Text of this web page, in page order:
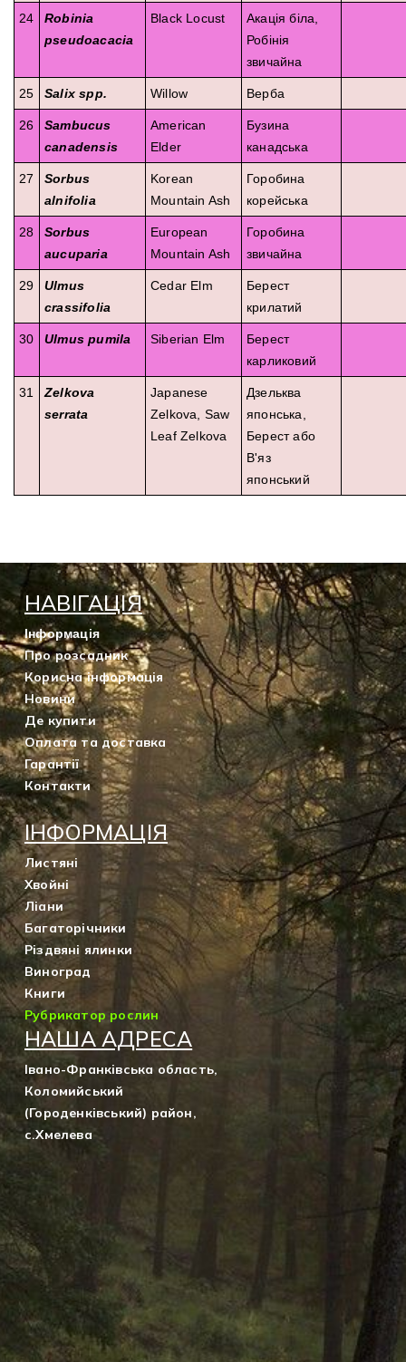
24
Robinia
pseudoacacia
Black Locust
Акація біла,
Робінія
звичайна
25 Salix spp. Willow Верба
26
Sambucus
canadensis
American
Elder
Бузина
канадська
27
Sorbus
alnifolia
Korean
Mountain Ash
Горобина
корейська
28
Sorbus
aucuparia
European
Mountain Ash
Горобина
звичайна
29
Ulmus
crassifolia
Cedar Elm
Берест
крилатий
30 Ulmus pumila Siberian Elm
Берест
карликовий
31
Zelkova
serrata
Japanese
Zelkova, Saw
Leaf Zelkova
Дзельква
японська,
Берест або
В'яз
японський
НАВІГАЦІЯ
Інформація
Про розсадник
Корисна інформація
Новини
Де купити
Оплата та доставка
Гарантії
Контакти
ІНФОРМАЦІЯ
Листяні
Хвойні
Ліани
Багаторічники
Різдвяні ялинки
Виноград
Книги
Рубрикатор рослин
НАША АДРЕСА
Івано-Франківська область,
Коломийський
(Городенківський) район,
с.Хмелева